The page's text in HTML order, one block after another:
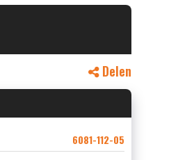
Delen
6081-112-05